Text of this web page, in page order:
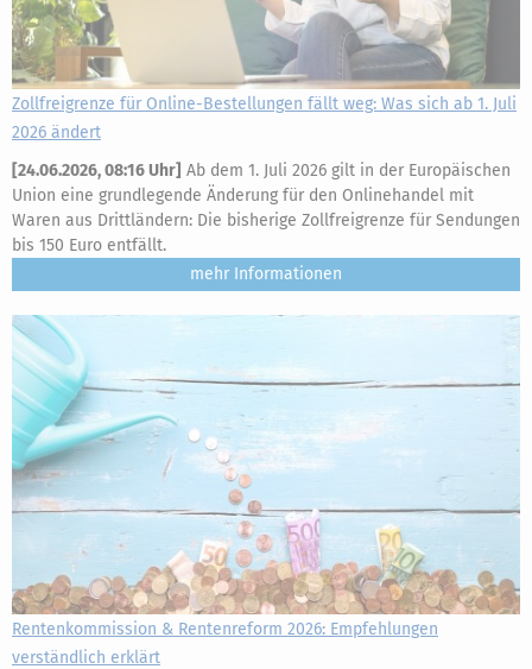
Zollfreigrenze für Online-Bestellungen fällt weg: Was sich ab 1. Juli
2026 ändert
[24.06.2026, 08:16 Uhr] Ab dem 1. Juli 2026 gilt in der Europäischen
Union eine grundlegende Änderung für den Onlinehandel mit
Waren aus Drittländern: Die bisherige Zollfreigrenze für Sendungen
bis 150 Euro entfällt.
mehr
Rentenkommission & Rentenreform 2026: Empfehlungen
verständlich erklärt